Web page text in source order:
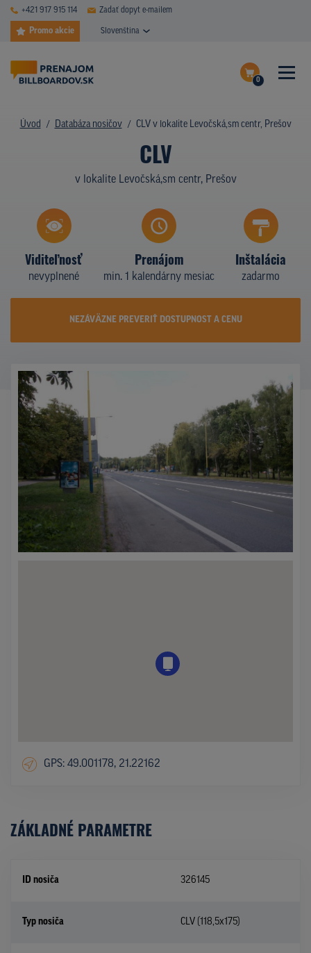
+421 917 915 114 Zadať dopyt e-mailem
Promo akcie Slovenština
0
Dokončiť dopyt
Zobraziť nosiče na mape
DATABÁZA NOSIČOV
PLOCHY V AKCII
TYPY NOSIČOV
Z PRAXE
Úvod Databáza nosičov CLV v lokalite Levočská,sm centr, Prešov
CLV
v lokalite Levočská,sm centr, Prešov
Viditeľnosť
nevyplnené
Prenájom
min. 1 kalendárny mesiac
Inštalácia
zadarmo
NEZÁVÄZNE PREVERIŤ DOSTUPNOST A CENU
GPS: 49.001178, 21.22162
ZÁKLADNÉ PARAMETRE
ID nosiča 326145
Typ nosiča CLV (118,5x175)